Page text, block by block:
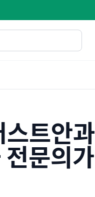
트안과
문의가